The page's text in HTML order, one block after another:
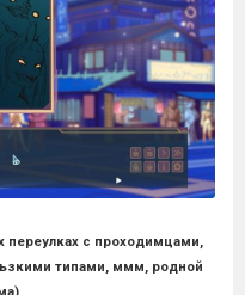
с проходимцами,
типами, ммм, родной